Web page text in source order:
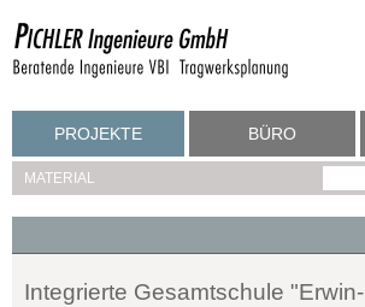
PROJEKTE BÜRO
MATERIAL
Integrierte Gesamtschule "Erwin-